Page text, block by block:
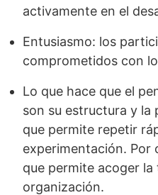
activamente en el
Entusiasmo: los
comprometidos con
Lo que hace que el
son su estructura y la
que permite repetir
experimentación. Por
que permite acoger
organización.